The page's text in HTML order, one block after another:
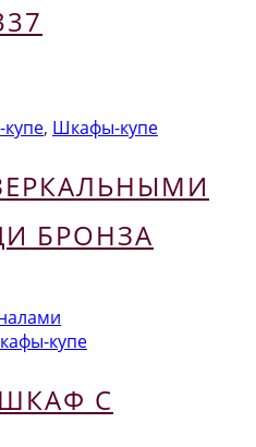
, Шкафы-купе
БРОНЗА
купе
С